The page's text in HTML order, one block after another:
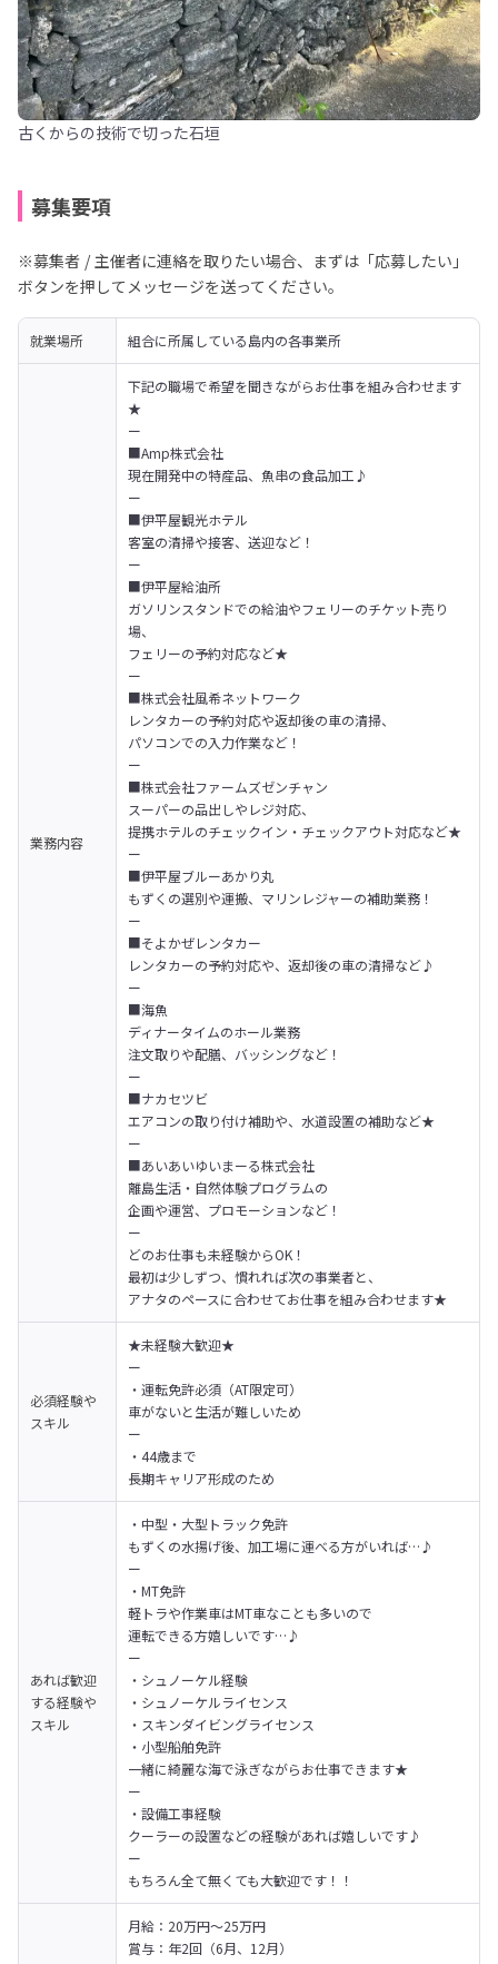
古くからの技術で切った石垣
募集要項
※募集者 / 主催者に連絡を取りたい場合、まずは「応募したい」
ボタンを押してメッセージを送ってください。
就業場所 組合に所属している島内の各事業所
業務内容
下記の職場で希望を聞きながらお仕事を組み合わせます
★
ー
■Amp株式会社
現在開発中の特産品、魚串の食品加工♪
ー
■伊平屋観光ホテル
客室の清掃や接客、送迎など！
ー
■伊平屋給油所
ガソリンスタンドでの給油やフェリーのチケット売り
場、
フェリーの予約対応など★
ー
■株式会社風希ネットワーク
レンタカーの予約対応や返却後の車の清掃、
パソコンでの入力作業など！
ー
■株式会社ファームズゼンチャン
スーパーの品出しやレジ対応、
提携ホテルのチェックイン・チェックアウト対応など★
ー
■伊平屋ブルーあかり丸
もずくの選別や運搬、マリンレジャーの補助業務！
ー
■そよかぜレンタカー
レンタカーの予約対応や、返却後の車の清掃など♪
ー
■海魚
ディナータイムのホール業務
注文取りや配膳、バッシングなど！
ー
■ナカセツビ
エアコンの取り付け補助や、水道設置の補助など★
ー
■あいあいゆいまーる株式会社
離島生活・自然体験プログラムの
企画や運営、プロモーションなど！
ー
どのお仕事も未経験からOK！
最初は少しずつ、慣れれば次の事業者と、
アナタのペースに合わせてお仕事を組み合わせます★
必須経験や
スキル
★未経験大歓迎★
ー
・運転免許必須（AT限定可）
車がないと生活が難しいため
ー
・44歳まで
長期キャリア形成のため
あれば歓迎
する経験や
スキル
・中型・大型トラック免許
もずくの水揚げ後、加工場に運べる方がいれば…♪
ー
・MT免許
軽トラや作業車はMT車なことも多いので
運転できる方嬉しいです…♪
ー
・シュノーケル経験
・シュノーケルライセンス
・スキンダイビングライセンス
・小型船舶免許
一緒に綺麗な海で泳ぎながらお仕事できます★
ー
・設備工事経験
クーラーの設置などの経験があれば嬉しいです♪
ー
もちろん全て無くても大歓迎です！！
月給：20万円～25万円
賞与：年2回（6月、12月）